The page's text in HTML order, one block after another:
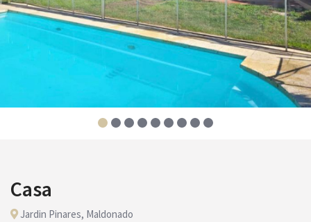
Casa
Jardi­n Pinares, Maldonado